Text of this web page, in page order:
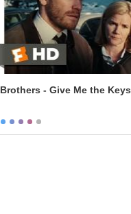
Brothers - Give Me the Keys